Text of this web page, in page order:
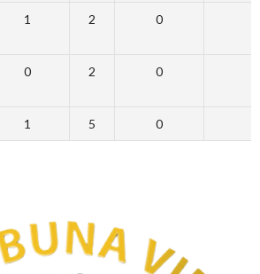
1 2 0
0 2 0
1 5 0